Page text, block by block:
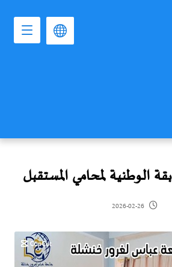
الوطنية لمحامي المستقبل
2026-02-26